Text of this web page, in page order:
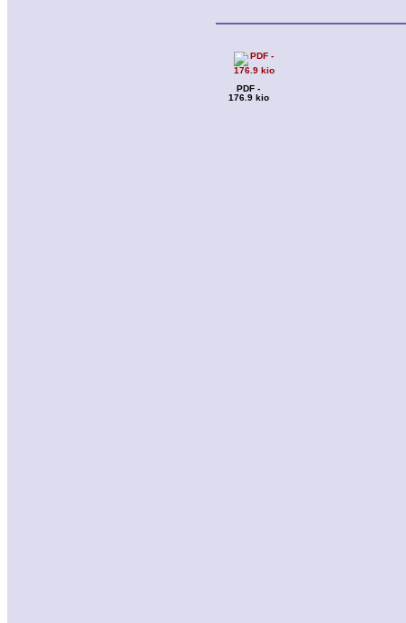
PDF -
176.9 kio